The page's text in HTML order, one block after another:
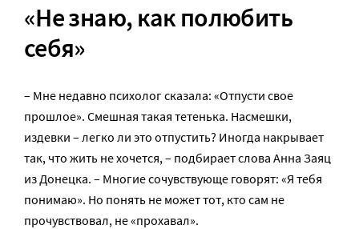
«Не знаю, как полюбить
себя»
– Мне недавно психолог сказала: «Отпусти свое
прошлое». Смешная такая тетенька. Насмешки,
издевки – легко ли это отпустить? Иногда накрывает
так, что жить не хочется, – подбирает слова Анна Заяц
из Донецка. – Многие сочувствующе говорят: «Я тебя
понимаю». Но понять не может тот, кто сам не
прочувствовал, не «прохавал».